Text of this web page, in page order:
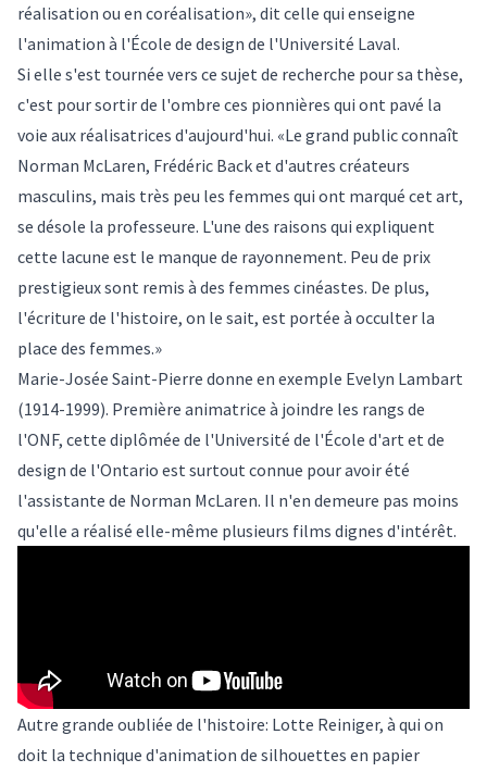
réalisation ou en coréalisation», dit celle qui enseigne
l'animation à l'École de design de l'Université Laval.
Si elle s'est tournée vers ce sujet de recherche pour sa thèse,
c'est pour sortir de l'ombre ces pionnières qui ont pavé la
voie aux réalisatrices d'aujourd'hui. «Le grand public connaît
Norman McLaren, Frédéric Back et d'autres créateurs
masculins, mais très peu les femmes qui ont marqué cet art,
se désole la professeure. L'une des raisons qui expliquent
cette lacune est le manque de rayonnement. Peu de prix
prestigieux sont remis à des femmes cinéastes. De plus,
l'écriture de l'histoire, on le sait, est portée à occulter la
place des femmes.»
Marie-Josée Saint-Pierre donne en exemple Evelyn Lambart
(1914-1999). Première animatrice à joindre les rangs de
l'ONF, cette diplômée de l'Université de l'École d'art et de
design de l'Ontario est surtout connue pour avoir été
l'assistante de Norman McLaren. Il n'en demeure pas moins
qu'elle a réalisé elle-même plusieurs films dignes d'intérêt.
Autre grande oubliée de l'histoire: Lotte Reiniger, à qui on
doit la technique d'animation de silhouettes en papier